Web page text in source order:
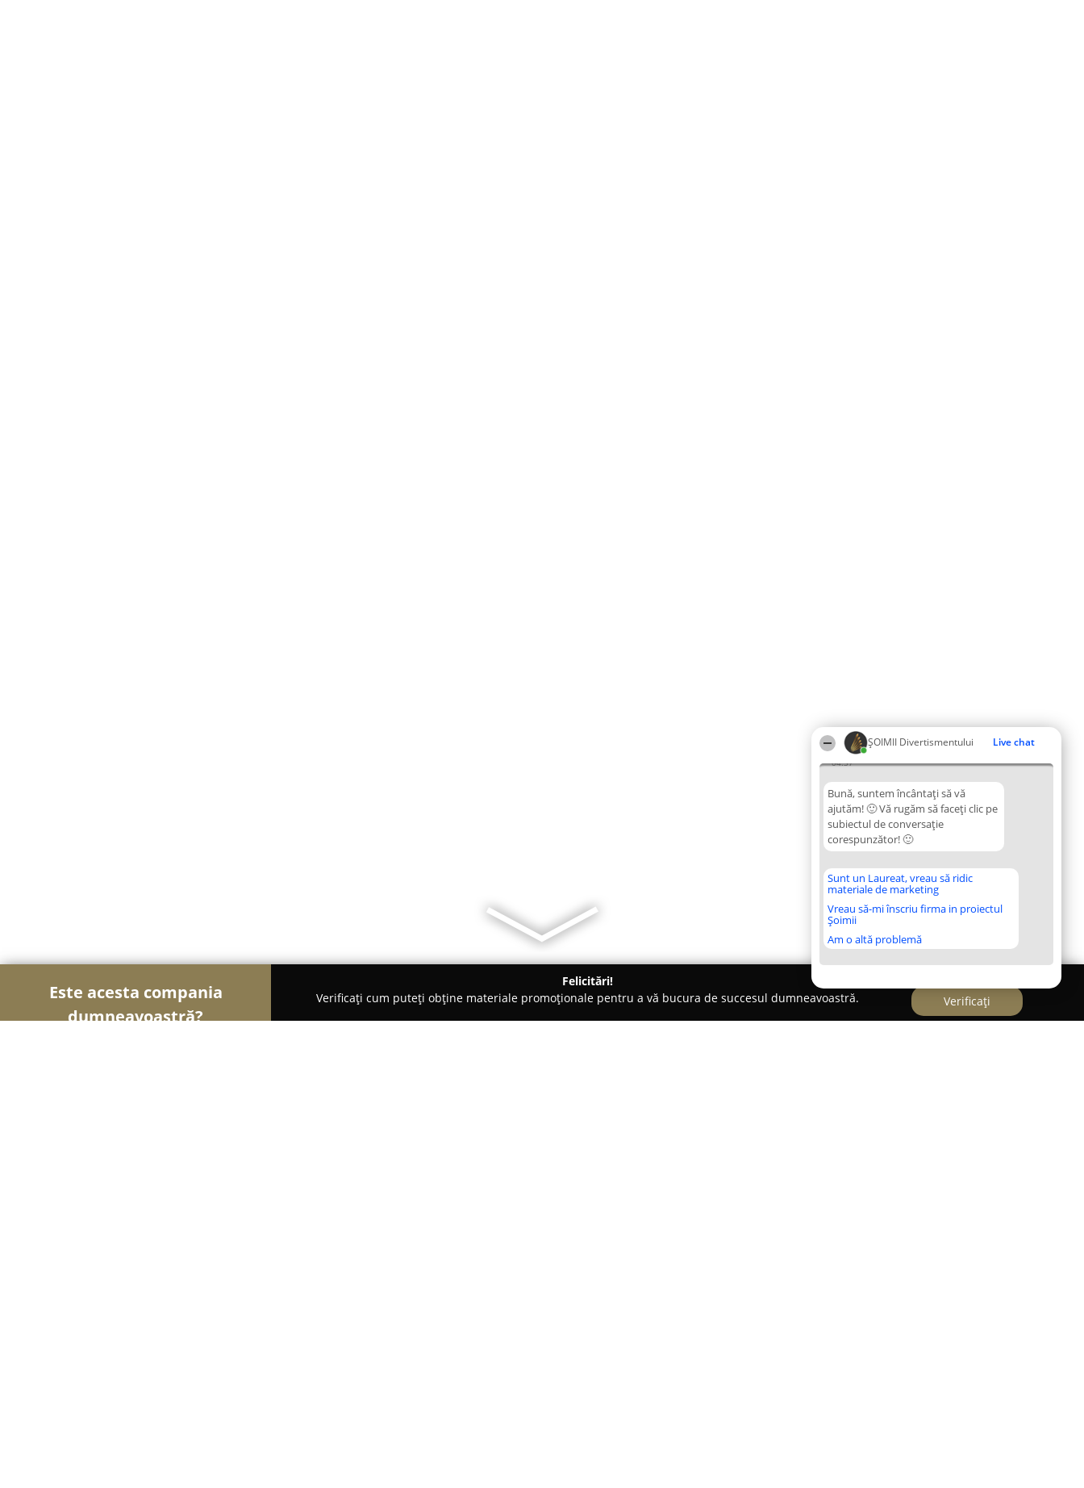
ŞOIMII Divertismentului Live chat
04:37
Bună, suntem încântați să vă
ajutăm! 🙂 Vă rugăm să faceți clic pe
subiectul de conversație
corespunzător! 🙂
Sunt un Laureat, vreau să ridic
materiale de marketing
Vreau să-mi înscriu firma in proiectul
Șoimii
Am o altă problemă
Este acesta compania
dumneavoastră?
Felicitări!
Verificați cum puteți obține materiale promoționale pentru a vă bucura de succesul dumneavoastră.
Verificați